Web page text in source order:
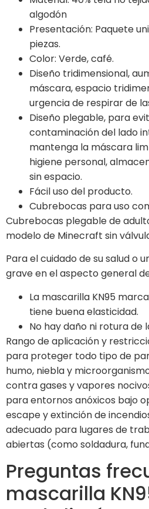
algodón
Presentación: Paquete
piezas.
Color: Verde, café.
Diseño tridimensional,
máscara, espacio
urgencia de respirar de
Diseño plegable, para
contaminación del lado
mantenga la máscara
higiene personal,
sin espacio.
Fácil uso del producto.
Cubrebocas para uso
Cubrebocas plegable de
modelo de Minecraft sin
Para el cuidado de su salud o
grave en el aspecto general
La mascarilla KN95
tiene buena elasticidad.
No hay daño ni rotura de
Rango de aplicación y
para proteger todo tipo de
humo, niebla y
contra gases y vapores
para entornos anóxicos bajo
escape y extinción de
adecuado para lugares de
abiertas (como soldadura,
Preguntas
mascarilla